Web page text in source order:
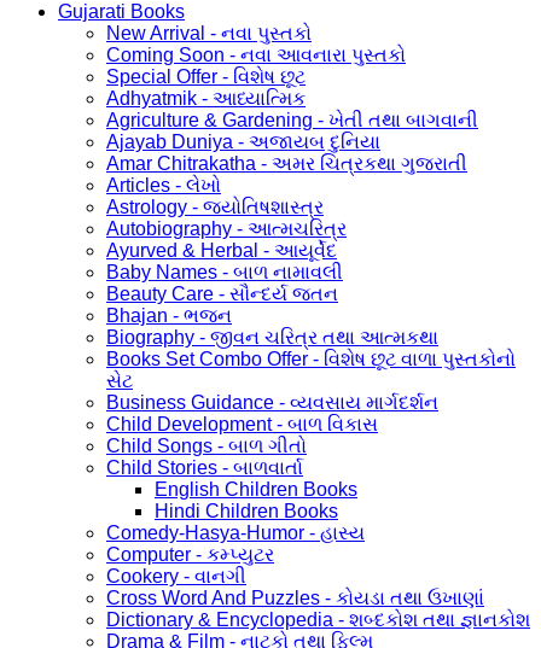
Gujarati Books
New Arrival - નવા પુસ્તકો
Coming Soon - નવા આવનારા પુસ્તકો
Special Offer - વિશેષ છૂટ
Adhyatmik - આધ્યાત્મિક
Agriculture & Gardening - ખેતી તથા બાગવાની
Ajayab Duniya - અજાયબ દુનિયા
Amar Chitrakatha - અમર ચિત્રકથા ગુજરાતી
Articles - લેખો
Astrology - જ્યોતિષશાસ્ત્ર
Autobiography - આત્મચરિત્ર
Ayurved & Herbal - આયૂર્વેદ
Baby Names - બાળ નામાવલી
Beauty Care - સૌન્દર્ય જતન
Bhajan - ભજન
Biography - જીવન ચરિત્ર તથા આત્મકથા
Books Set Combo Offer - વિશેષ છૂટ વાળા પુસ્તકોનો
સેટ
Business Guidance - વ્યવસાય માર્ગદર્શન
Child Development - બાળ વિકાસ
Child Songs - બાળ ગીતો
Child Stories - બાળવાર્તા
English Children Books
Hindi Children Books
Comedy-Hasya-Humor - હાસ્ય
Computer - કમ્પ્યુટર
Cookery - વાનગી
Cross Word And Puzzles - કોયડા તથા ઉખાણાં
Dictionary & Encyclopedia - શબ્દકોશ તથા જ્ઞાનકોશ
Drama & Film - નાટકો તથા ફિલ્મ